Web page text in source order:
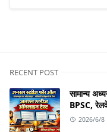
RECENT POST
सामान्य
BPSC,
2026/6/8